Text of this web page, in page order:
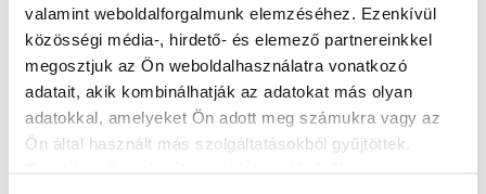
valamint weboldalforgalmunk elemzéséhez. Ezenkívül
közösségi média-, hirdető- és elemező partnereinkkel
megosztjuk az Ön weboldalhasználatra vonatkozó
adatait, akik kombinálhatják az adatokat más olyan
adatokkal, amelyeket Ön adott meg számukra vagy az
Ön által használt más szolgáltatásokból gyűjtöttek.
2025.06.30